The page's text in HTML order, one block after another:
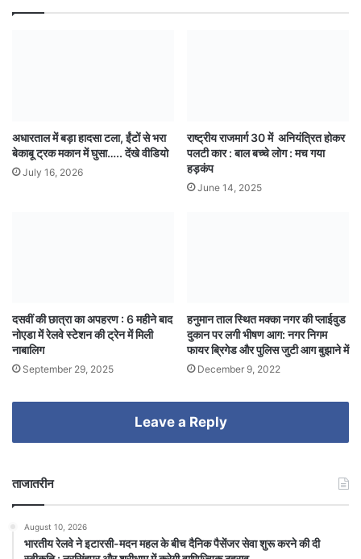
अधारताल में बड़ा हादसा टला, ईंटों से भरा
बेकाबू ट्रक मकान में घुसा….. देंखे वीडियो
July 16, 2026
राष्ट्रीय राजमार्ग 30 में अनियंत्रित होकर
पलटी कार : बाल बच्चे लोग : मच गया
हड़कंप
June 14, 2025
दसवीं की छात्रा का अपहरण : 6 महीने बाद
नोएडा में रेलवे स्टेशन की ट्रेन में मिली
नाबालिग
September 29, 2025
हनुमान ताल स्थित मक्का नगर की प्लाईवुड
दुकान पर लगी भीषण आग: नगर निगम
फायर ब्रिगेड और पुलिस जुटी आग बुझाने में
December 9, 2022
Leave a Reply
ताजातरीन
August 10, 2026
भारतीय रेलवे ने इटारसी-मदन महल के बीच दैनिक पैसेंजर सेवा शुरू करने की दी